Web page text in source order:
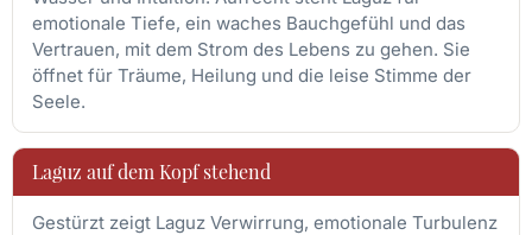
emotionale Tiefe, ein waches Bauchgefühl und das
Vertrauen, mit dem Strom des Lebens zu gehen. Sie
öffnet für Träume, Heilung und die leise Stimme der
Seele.
Laguz auf dem Kopf stehend
Gestürzt zeigt Laguz Verwirrung, emotionale Turbulenz